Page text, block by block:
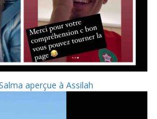
aperçue à Assilah